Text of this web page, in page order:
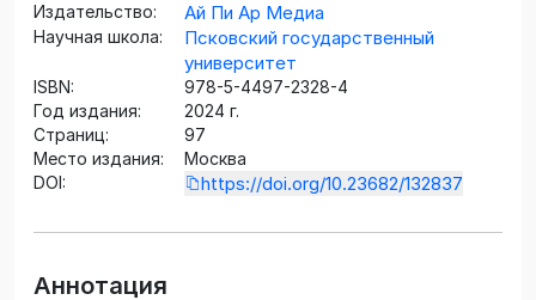
Издательство:
Ай Пи Ар Медиа
Научная школа:
Псковский государственный
университет
ISBN:
978-5-4497-2328-4
Год издания:
2024 г.
Страниц:
97
Место издания:
Москва
DOI:
https://doi.org/10.23682/132837
Аннотация